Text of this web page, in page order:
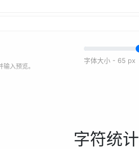
入预览。
字体大小 - 65 px
字符统计